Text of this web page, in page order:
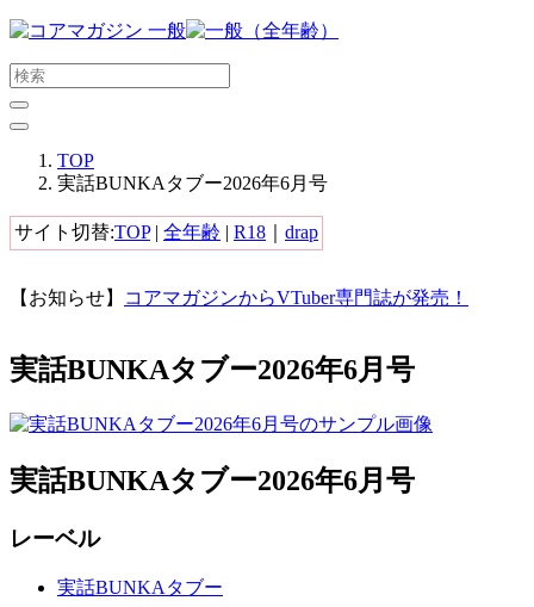
メ
ン
コ
ン
に
ス
ッ
す
る
TOP
実話BUNKAタブー2026年6月号
サイト切替:TOP| 全年齢 | R18 drap
【お知らせ】 コアマガジンからVTuber専門誌が発売！
実話BUNKAタブー2026年6月号
実話BUNKAタブー2026年6月号
レーベル
実話BUNKAタブー